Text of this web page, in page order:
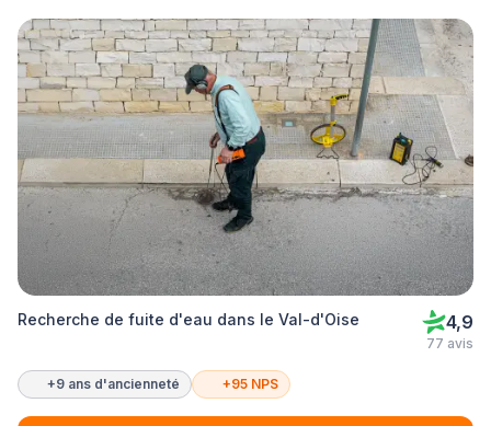
Recherche de fuite d'eau dans le Val-d'Oise 4,9
77 avis
+9 ans d'ancienneté +95 NPS